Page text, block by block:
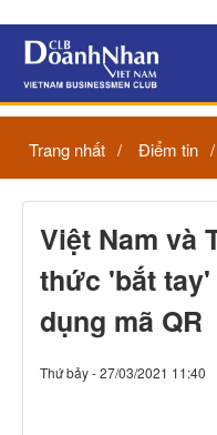
Trang nhất Điểm tin
Việt Nam và
thức 'bắt
dụng mã QR
Thứ bảy - 27/03/2021 11:40